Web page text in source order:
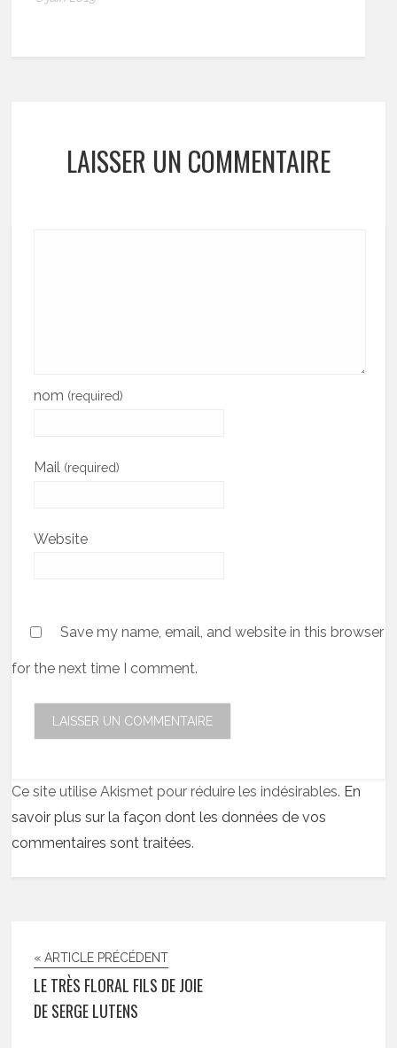
LAISSER UN COMMENTAIRE
nom (required)
Mail (required)
Website
Save my name, email, and website in this browser
for the next time I comment.
Ce site utilise Akismet pour réduire les indésirables. En
savoir plus sur la façon dont les données de vos
commentaires sont traitées.
« ARTICLE PRÉCÉDENT
LE TRÈS FLORAL FILS DE JOIE
DE SERGE LUTENS